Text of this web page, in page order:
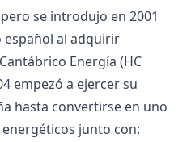
se introdujo en 2001
español al adquirir
Energía (HC
empezó a ejercer su
hasta convertirse en uno
junto con: